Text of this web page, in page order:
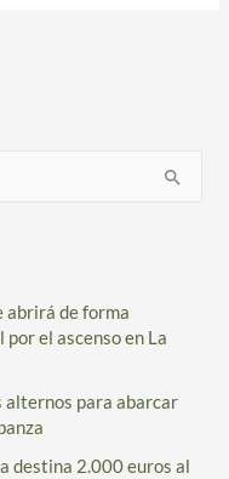
abrirá de forma
el ascenso en La
alternos para abarcar
destina 2.000 euros al